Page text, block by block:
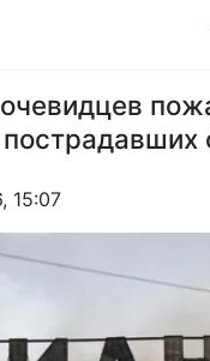
15:07